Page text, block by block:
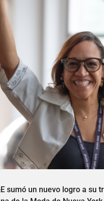
sumó un nuevo logro a su